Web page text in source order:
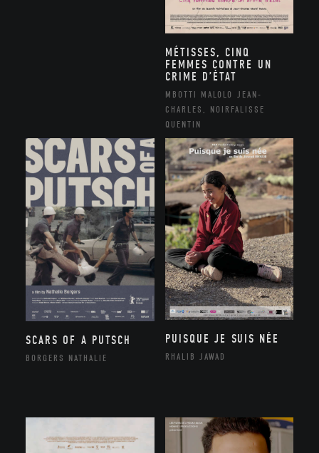
MÉTISSES, CINQ
FEMMES CONTRE UN
CRIME D’ÉTAT
MBOTTI MALOLO JEAN-
CHARLES, NOIRFALISSE
QUENTIN
SCARS OF A PUTSCH
BORGERS NATHALIE
PUISQUE JE SUIS NÉE
RHALIB JAWAD